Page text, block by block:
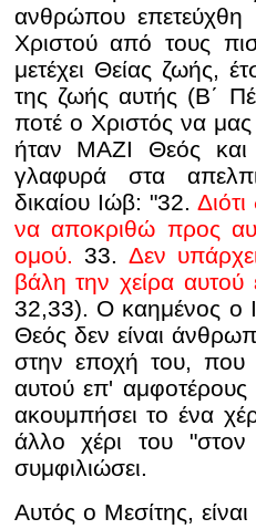
ανθρώπου
Χριστού από τους
μετέχει Θείας ζωής,
της ζωής αυτής (Β΄
ποτέ ο Χριστός να
ήταν ΜΑΖΙ Θεός και
γλαφυρά στα
δικαίου Ιώβ: "32.
να αποκριθώ προς
ομού.33. Δεν
βάλη την χείρα
32,33). Ο καημένος ο
Θεός δεν είναι
στην εποχή του, που
αυτού επ'
ακουμπήσει το ένα
άλλο χέρι του
συμφιλιώσει.
Αυτός ο Μεσίτης,